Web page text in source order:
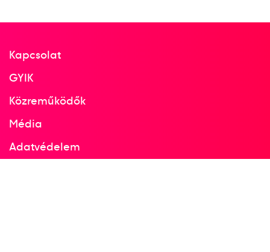
Kapcsolat
GYIK
Közreműködők
Média
Adatvédelem